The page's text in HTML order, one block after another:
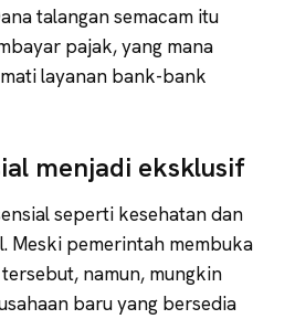
talangan semacam itu
pajak, yang mana
layanan bank-bank
menjadi eksklusif
seperti kesehatan dan
Meski pemerintah membuka
namun, mungkin
baru yang bersedia